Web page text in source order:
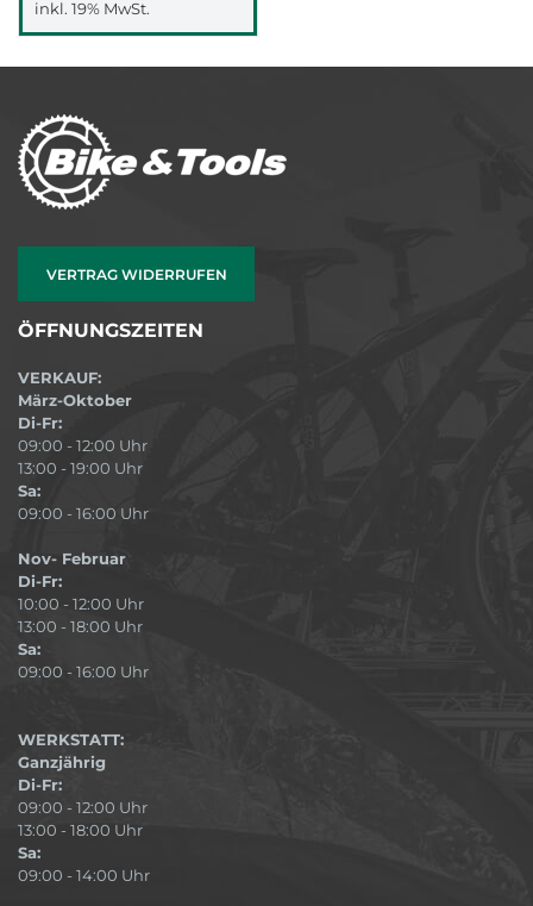
inkl. 19% MwSt.
VERTRAG WIDERRUFEN
ÖFFNUNGSZEITEN
VERKAUF:
März-Oktober
Di-Fr:
09:00 - 12:00 Uhr
13:00 - 19:00 Uhr
Sa:
09:00 - 16:00 Uhr
Nov- Februar
Di-Fr:
10:00 - 12:00 Uhr
13:00 - 18:00 Uhr
Sa:
09:00 - 16:00 Uhr
WERKSTATT:
Ganzjährig
Di-Fr:
09:00 - 12:00 Uhr
13:00 - 18:00 Uhr
Sa:
09:00 - 14:00 Uhr